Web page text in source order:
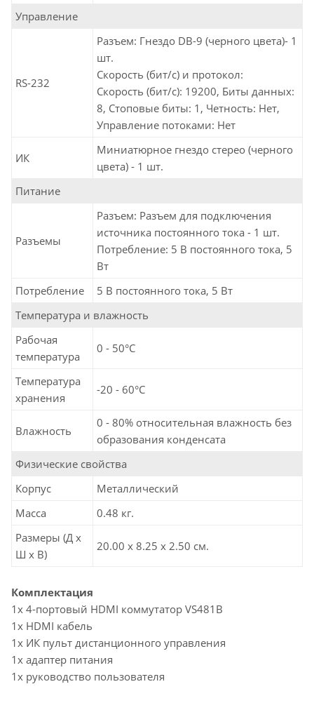
Управление
RS-232
Разъем: Гнездо DB-9 (черного цвета)- 1
шт.
Скорость (бит/с) и протокол:
Скорость (бит/с): 19200, Биты данных:
8, Стоповые биты: 1, Четность: Нет,
Управление потоками: Нет
ИК
Миниатюрное гнездо стерео (черного
цвета) - 1 шт.
Питание
Разъемы
Разъем: Разъем для подключения
источника постоянного тока - 1 шт.
Потребление: 5 В постоянного тока, 5
Вт
Потребление
5 В постоянного тока, 5 Вт
Температура и влажность
Рабочая
температура
0 - 50°C
Температура
хранения
-20 - 60°C
Влажность
0 - 80% относительная влажность без
образования конденсата
Физические свойства
Корпус
Металлический
Масса
0.48 кг.
Размеры (Д х
Ш х В)
20.00 x 8.25 x 2.50 см.
Комплектация
1x 4-портовый HDMI коммутатор VS481B
1x HDMI кабель
1x ИК пульт дистанционного управления
1x адаптер питания
1x руководство пользователя